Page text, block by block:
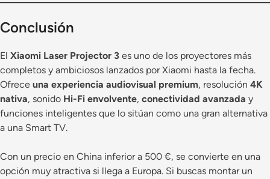
Conclusión
El Xiaomi Laser Projector 3 es uno de los proyectores más
completos y ambiciosos lanzados por Xiaomi hasta la fecha.
Ofrece una experiencia audiovisual premium, resolución 4K
nativa, sonido Hi-Fi envolvente, conectividad avanzada y
funciones inteligentes que lo sitúan como una gran alternativa
a una Smart TV.
Con un precio en China inferior a 500 €, se convierte en una
opción muy atractiva si llega a Europa. Si buscas montar un